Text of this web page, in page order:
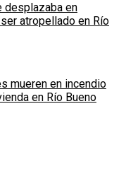
desplazaba en
atropellado en Río
mueren en incendio
en Río Bueno